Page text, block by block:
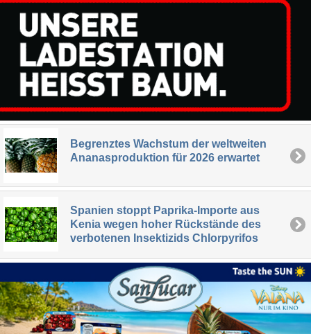
Begrenztes Wachstum der weltweiten
Ananasproduktion für 2026 erwartet
Spanien stoppt Paprika-Importe aus
Kenia wegen hoher Rückstände des
verbotenen Insektizids Chlorpyrifos